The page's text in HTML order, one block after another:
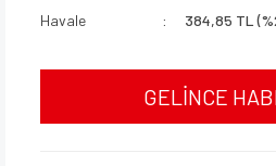
Havale
384,85 TL
GELİNCE